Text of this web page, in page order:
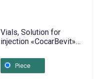
Vials, Solution for
injection «CocarBevit»
Piece